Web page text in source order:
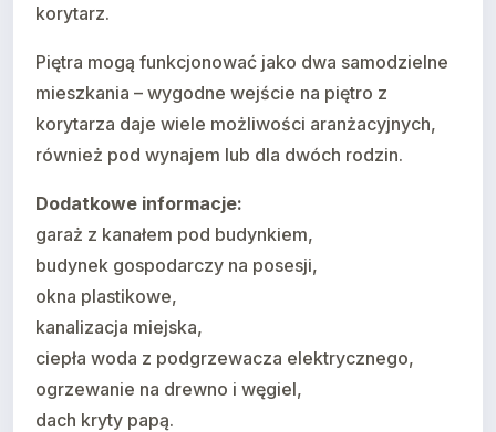
korytarz.
Piętra mogą funkcjonować jako dwa samodzielne
mieszkania – wygodne wejście na piętro z
korytarza daje wiele możliwości aranżacyjnych,
również pod wynajem lub dla dwóch rodzin.
Dodatkowe informacje:
garaż z kanałem pod budynkiem,
budynek gospodarczy na posesji,
okna plastikowe,
kanalizacja miejska,
ciepła woda z podgrzewacza elektrycznego,
ogrzewanie na drewno i węgiel,
dach kryty papą.